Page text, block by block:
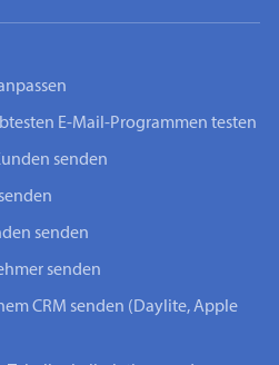
E-Mail-Programmen testen
senden
senden
senden
CRM senden (Daylite, Apple